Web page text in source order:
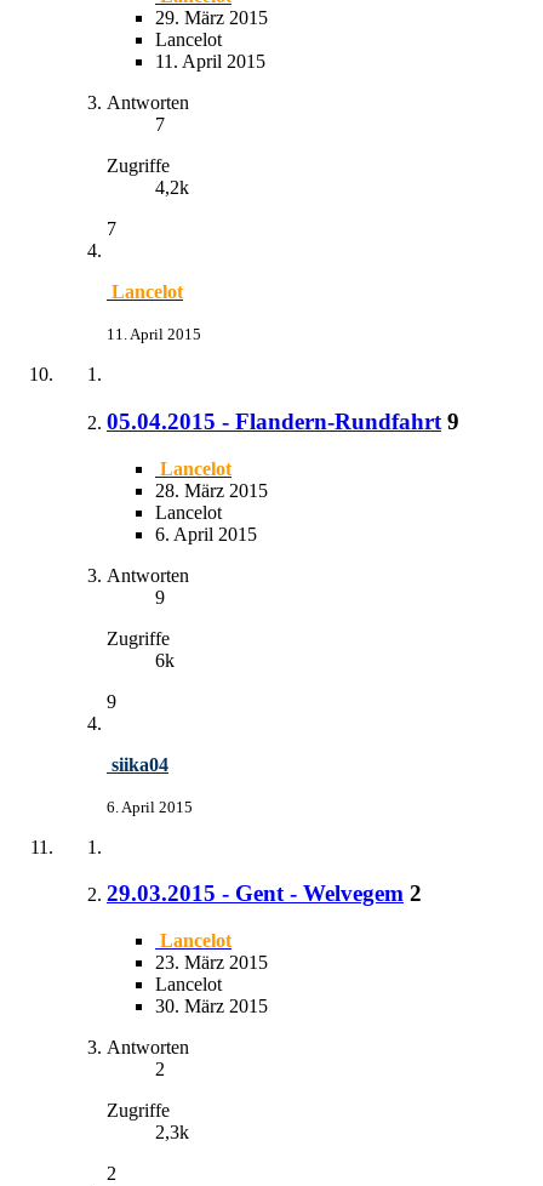
29. März 2015
Lancelot
11. April 2015
Antworten
7
Zugriffe
4,2k
7
Lancelot
11. April 2015
05.04.2015 - Flandern-Rundfahrt 9
Lancelot
28. März 2015
Lancelot
6. April 2015
Antworten
9
Zugriffe
6k
9
siika04
6. April 2015
29.03.2015 - Gent - Welvegem 2
Lancelot
23. März 2015
Lancelot
30. März 2015
Antworten
2
Zugriffe
2,3k
2